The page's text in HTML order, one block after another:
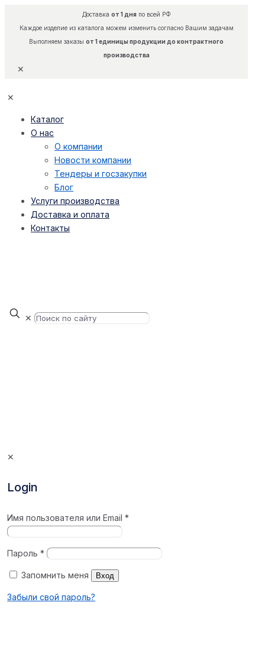
Доставка от 1 дняпо всей РФ
Каждое изделие из каталога можем изменить согласно Вашим задачам
Выполняем заказы от 1 единицы продукции до контрактного
производства
✕
✕
Каталог
О нас
О компании
Новости компании
Тендеры и госзакупки
Блог
Услуги производства
Доставка и оплата
Контакты
✕
✕
Login
Имя пользователя или Email*
Пароль*
Запомнить меня Вход
Забыли свой пароль?